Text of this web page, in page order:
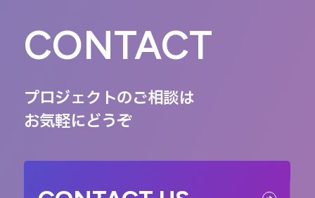
CONTACT
プロジェクトのご相談は
お気軽にどうぞ